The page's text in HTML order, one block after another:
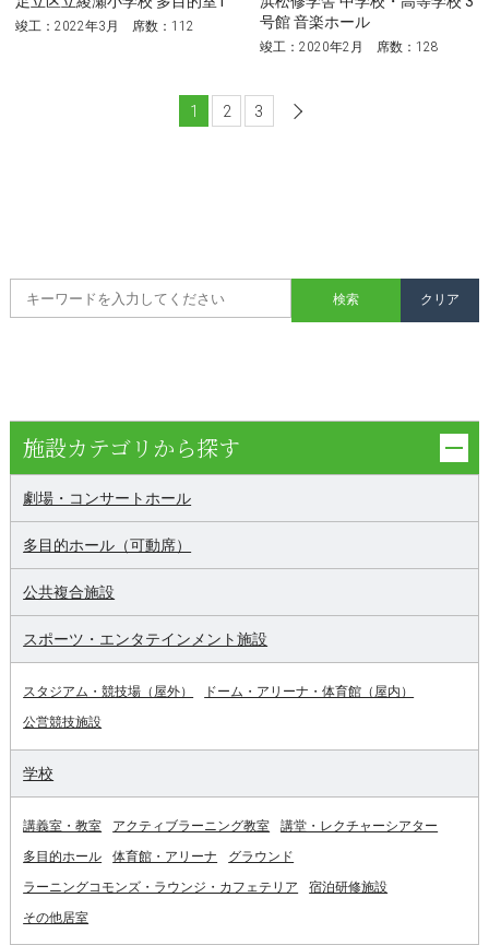
竣工：2022年3月 席数：112
号館 音楽ホール
竣工：2020年2月 席数：128
1 2 3
施設カテゴリから探す
劇場・コンサートホール
多目的ホール（可動席）
公共複合施設
スポーツ・エンタテインメント施設
スタジアム・競技場（屋外）
ドーム・アリーナ・体育館（屋内）
公営競技施設
学校
講義室・教室 アクティブラーニング教室
講堂・レクチャーシアター
多目的ホール
体育館・アリーナ
グラウンド
ラーニングコモンズ・ラウンジ・カフェテリア
宿泊研修施設
その他居室